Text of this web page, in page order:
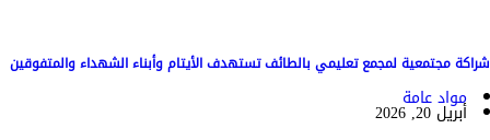
شراكة مجتمعية لمجمع تعليمي بالطائف تستهدف الأيتام وأبناء الشهداء والمتفوقين
مواد عامة
أبريل 20, 2026